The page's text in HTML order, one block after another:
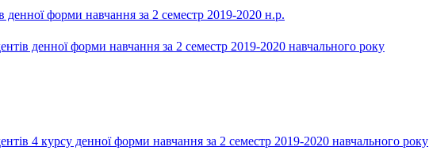
форми навчання за 2 семестр 2019-2020 н.р.
форми навчання за 2 семестр 2019-2020 навчального року
денної форми навчання за 2 семестр 2019-2020 навчального року